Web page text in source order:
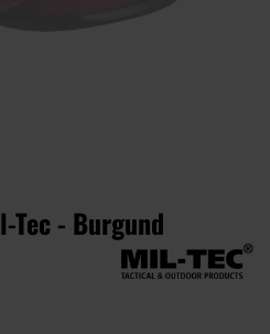
Tec - Burgund